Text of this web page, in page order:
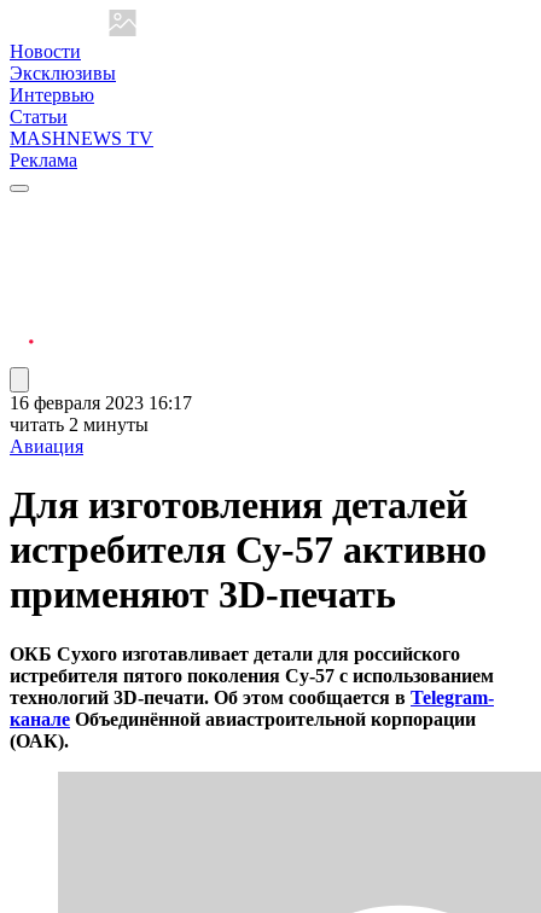
Новости
Эксклюзивы
Интервью
Статьи
MASHNEWS TV
Реклама
16 февраля 2023 16:17
читать 2 минуты
Авиация
Для изготовления деталей
истребителя Су-57 активно
применяют 3D-печать
ОКБ Сухого изготавливает детали для российского
истребителя пятого поколения Су-57 с использованием
технологий 3D-печати. Об этом сообщается в Telegram-
канале Объединённой авиастроительной корпорации
(ОАК).